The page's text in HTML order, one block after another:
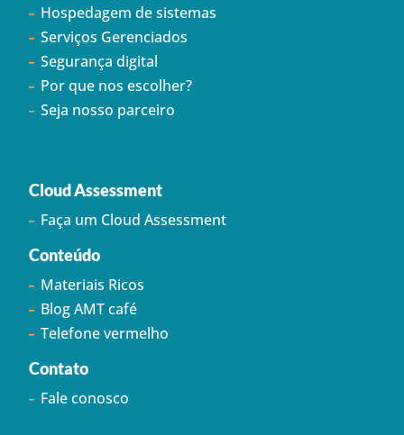
Hospedagem de sistemas
Serviços Gerenciados
Segurança digital
Por que nos escolher?
Seja nosso parceiro
Cloud Assessment
Faça um Cloud Assessment
Conteúdo
Materiais Ricos
Blog AMT café
Telefone vermelho
Contato
Fale conosco